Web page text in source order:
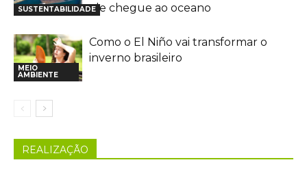
SUSTENTABILIDADEele chegue ao oceano
MEIO
AMBIENTE
Como o El Niño vai transformar o
inverno brasileiro
REALIZAÇÃO